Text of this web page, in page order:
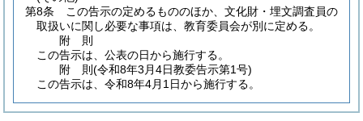
第8条
この告示の定めるもののほか、文化財・埋文調査員の
取扱いに関し必要な事項は、教育委員会が別に定める。
附 則
この告示は、公表の日から施行する。
附 則(令和8年3月4日教委告示第1号)
この告示は、令和8年4月1日から施行する。